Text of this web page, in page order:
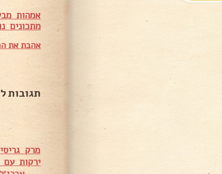
אמהות
מתכונים
אהבת את
תגובות
מרק
ירקות עם